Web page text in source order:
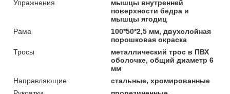
Упражнения
мышцы внутренней
поверхности бедра и
мышцы ягодиц
Рама
100*50*2,5 мм, двухслойная
порошковая окраска
Тросы
металлический трос в ПВХ
оболочке, общий диаметр 6
мм
Направляющие
стальные, хромированные